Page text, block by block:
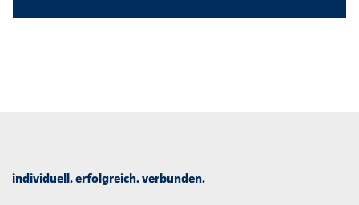
individuell. erfolgreich. verbunden.